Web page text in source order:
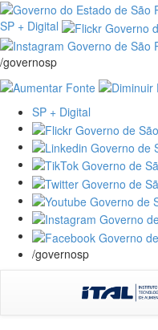
SP + Digital
/governosp
SP + Digital
/governosp